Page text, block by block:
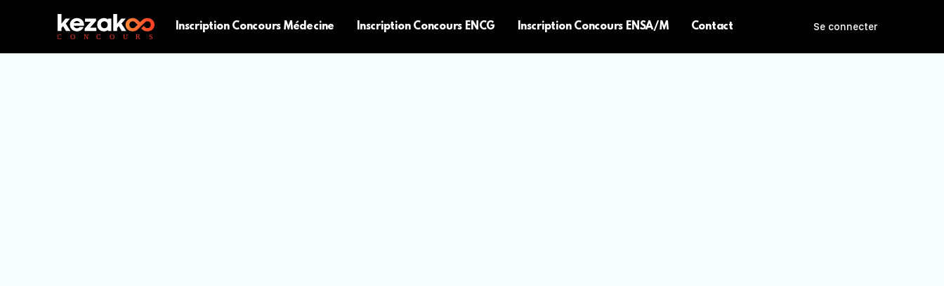
Inscription Concours Médecine Inscription Concours ENCG Inscription Concours ENSA/M Contact Se connecter